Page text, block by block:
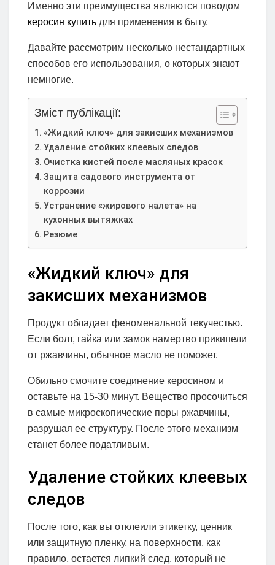
Именно эти преимущества являются поводом
керосин купить для применения в быту.
Давайте рассмотрим несколько нестандартных
способов его использования, о которых знают
немногие.
Зміст публікації:
«Жидкий ключ» для закисших механизмов
Удаление стойких клеевых следов
Очистка кистей после масляных красок
Защита садового инструмента от
коррозии
Устранение «жирового налета» на
кухонных вытяжках
Резюме
«Жидкий ключ» для
закисших механизмов
Продукт обладает феноменальной текучестью.
Если болт, гайка или замок намертво прикипели
от ржавчины, обычное масло не поможет.
Обильно смочите соединение керосином и
оставьте на 15-30 минут. Вещество просочиться
в самые микроскопические поры ржавчины,
разрушая ее структуру. После этого механизм
станет более податливым.
Удаление стойких клеевых
следов
После того, как вы отклеили этикетку, ценник
или защитную пленку, на поверхности, как
правило, остается липкий след, который не